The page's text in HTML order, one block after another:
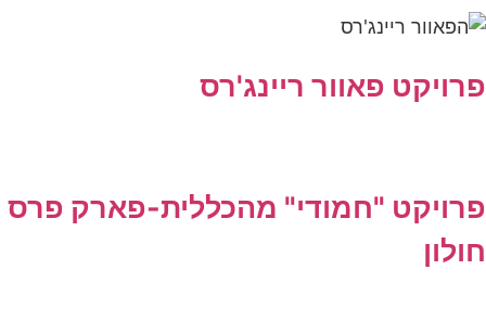
פרויקט פאוור ריינג'רס
פרויקט "חמודי" מהכללית-פארק פרס
חולון